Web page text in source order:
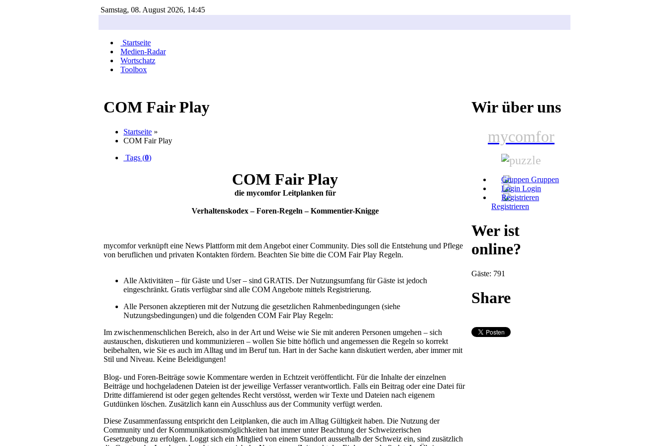
Samstag, 08. August 2026, 14:45
Startseite
Medien-Radar
Wortschatz
Toolbox
COM Fair Play
Startseite »
COM Fair Play
Tags (0)
COM Fair Play
die mycomfor Leitplanken für
Verhaltenskodex – Foren-Regeln – Kommentier-Knigge
mycomfor verknüpft eine News Plattform mit dem Angebot einer Community. Dies soll die Entstehung und Pflege
von beruflichen und privaten Kontakten fördern. Beachten Sie bitte die COM Fair Play Regeln.
Alle Aktivitäten – für Gäste und User – sind GRATIS. Der Nutzungsumfang für Gäste ist jedoch
eingeschränkt. Gratis verfügbar sind alle COM Angebote mittels Registrierung.
Alle Personen akzeptieren mit der Nutzung die gesetzlichen Rahmenbedingungen (siehe
Nutzungsbedingungen) und die folgenden COM Fair Play Regeln:
Im zwischenmenschlichen Bereich, also in der Art und Weise wie Sie mit anderen Personen umgehen – sich
austauschen, diskutieren und kommunizieren – wollen Sie bitte höflich und angemessen die Regeln so korrekt
beibehalten, wie Sie es auch im Alltag und im Beruf tun. Hart in der Sache kann diskutiert werden, aber immer mit
Stil und Niveau. Keine Beleidigungen!
Blog- und Foren-Beiträge sowie Kommentare werden in Echtzeit veröffentlicht. Für die Inhalte der einzelnen
Beiträge und hochgeladenen Dateien ist der jeweilige Verfasser verantwortlich. Falls ein Beitrag oder eine Datei für
Dritte diffamierend ist oder gegen geltendes Recht verstösst, werden wir Texte und Dateien nach eigenem
Gutdünken löschen. Zusätzlich kann ein Ausschluss aus der Community verfügt werden.
Diese Zusammenfassung entspricht den Leitplanken, die auch im Alltag Gültigkeit haben. Die Nutzung der
Community und der Kommunikationsmöglichkeiten hat immer unter Beachtung der Schweizerischen
Gesetzgebung zu erfolgen. Loggt sich ein Mitglied von einem Standort ausserhalb der Schweiz ein, sind zusätzlich
Wir über uns
mycomfor
Gruppen
Login
Registrieren
Wer ist
online?
Gäste: 791
Share